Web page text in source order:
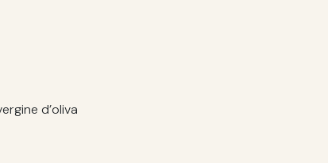
d’oliva